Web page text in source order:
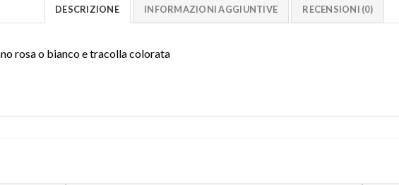
DESCRIZIONE INFORMAZIONI AGGIUNTIVE RECENSIONI (0)
rosa o bianco e tracolla colorata